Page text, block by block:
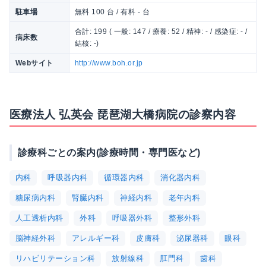
駐車場 無料 100 台 / 有料 - 台
病床数
合計: 199 ( 一般: 147 / 療養: 52 / 精神: - / 感染症: - /
結核: -)
Webサイト http://www.boh.or.jp
医療法人 弘英会 琵琶湖大橋病院の診察内容
診療科ごとの案内(診療時間・専門医など)
内科 呼吸器内科 循環器内科 消化器内科
糖尿病内科 腎臓内科 神経内科 老年内科
人工透析内科 外科 呼吸器外科 整形外科
脳神経外科 アレルギー科 皮膚科 泌尿器科 眼科
リハビリテーション科 放射線科 肛門科 歯科